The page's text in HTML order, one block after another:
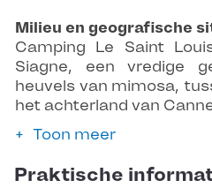
Milieu en geografische
Camping Le Saint
Siagne, een vredige
heuvels van mimosa,
het achterland van
Toon meer
Praktische